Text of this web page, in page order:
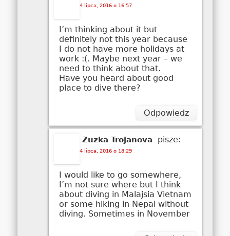
4 lipca, 2016 o 16:57
I’m thinking about it but
definitely not this year because
I do not have more holidays at
work :(. Maybe next year – we
need to think about that.
Have you heard about good
place to dive there?
Odpowiedz
Zuzka Trojanova pisze:
4 lipca, 2016 o 18:29
I would like to go somewhere,
I’m not sure where but I think
about diving in Malajsia Vietnam
or some hiking in Nepal without
diving. Sometimes in November